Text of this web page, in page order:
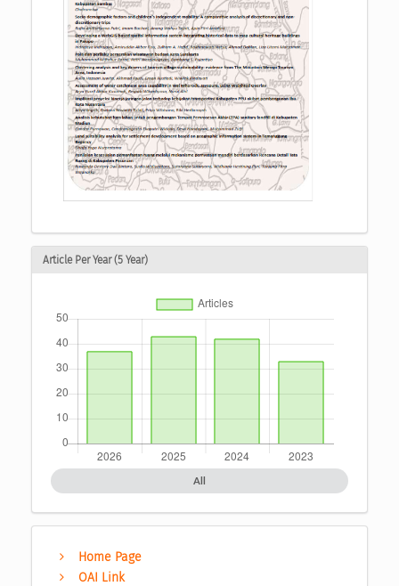
Article Per Year (5 Year)
All
Home Page
OAI Link